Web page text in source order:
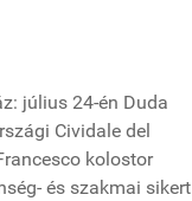
július 24-én Duda
Cividale del
kolostor
és szakmai sikert